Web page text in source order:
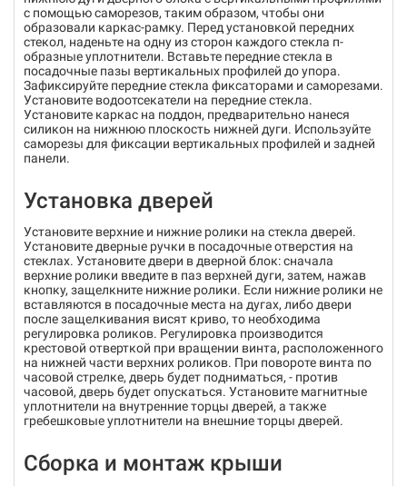
с помощью саморезов, таким образом, чтобы они
образовали каркас-рамку. Перед установкой передних
стекол, наденьте на одну из сторон каждого стекла п-
образные уплотнители. Вставьте передние стекла в
посадочные пазы вертикальных профилей до упора.
Зафиксируйте передние стекла фиксаторами и саморезами.
Установите водоотсекатели на передние стекла.
Установите каркас на поддон, предварительно нанеся
силикон на нижнюю плоскость нижней дуги. Используйте
саморезы для фиксации вертикальных профилей и задней
панели.
Установка дверей
Установите верхние и нижние ролики на стекла дверей.
Установите дверные ручки в посадочные отверстия на
стеклах. Установите двери в дверной блок: сначала
верхние ролики введите в паз верхней дуги, затем, нажав
кнопку, защелкните нижние ролики. Если нижние ролики не
вставляются в посадочные места на дугах, либо двери
после защелкивания висят криво, то необходима
регулировка роликов. Регулировка производится
крестовой отверткой при вращении винта, расположенного
на нижней части верхних роликов. При повороте винта по
часовой стрелке, дверь будет подниматься, - против
часовой, дверь будет опускаться. Установите магнитные
уплотнители на внутренние торцы дверей, а также
гребешковые уплотнители на внешние торцы дверей.
Сборка и монтаж крыши